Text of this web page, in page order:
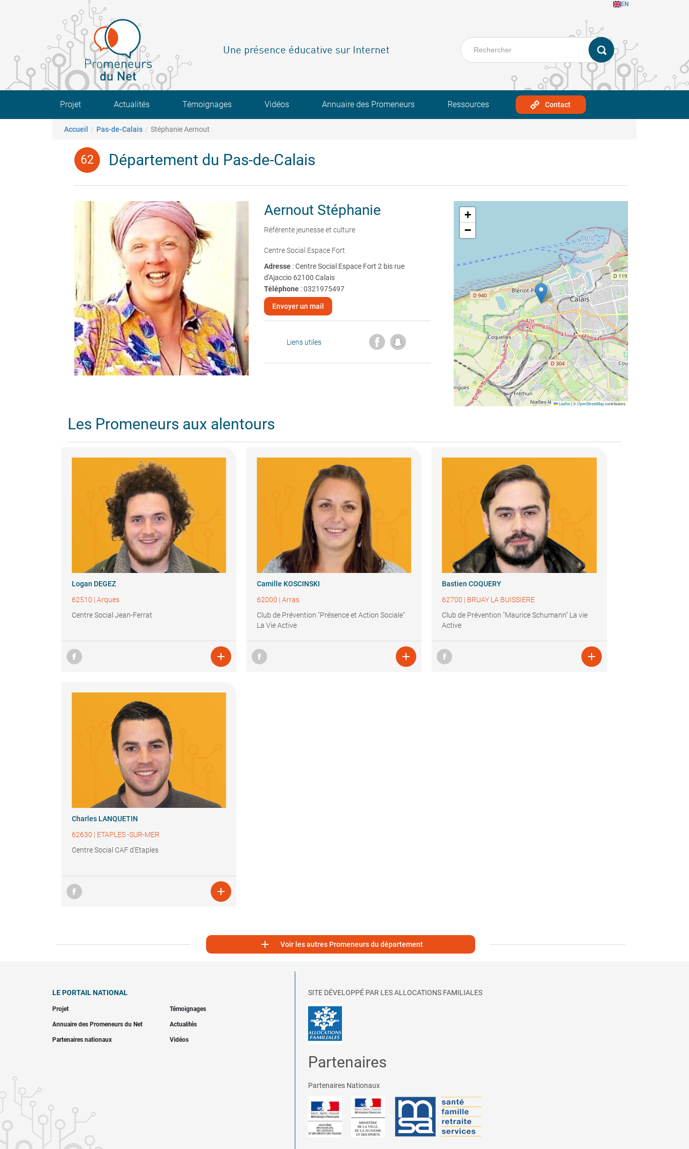
EN
Une présence éducative sur Internet
Main navigation
Projet Actualités Témoignages Vidéos Annuaire des Promeneurs Ressources Contact
Fil d'Ariane
Accueil Pas-de-Calais Stéphanie Aernout
Département du Pas-de-Calais
Aernout Stéphanie
Référente jeunesse et culture
Centre Social Espace Fort
Adresse : Centre Social Espace Fort 2 bis rue
d'Ajaccio 62100 Calais
Téléphone:0321975497
Envoyer un mail
Liens utiles
+
−
Leaflet |©OpenStreetMapcontributors
Les Promeneurs aux alentours
Logan DEGEZ
62510 | Arques
Centre Social Jean-Ferrat

Camille KOSCINSKI
62000 | Arras
Club de Prévention "Présence et Action Sociale"
La Vie Active

Bastien COQUERY
62700 | BRUAY LA BUISSIERE
Club de Prévention "Maurice Schumann" La vie
Active

Charles LANQUETIN
62630 | ETAPLES -SUR-MER
Centre Social CAF d'Etaples

 Voir les autres Promeneurs du département
LE PORTAIL NATIONAL
Projet Témoignages
Annuaire des Promeneurs du Net Actualités
Partenaires nationaux Vidéos
SITE DÉVELOPPÉ PAR LES ALLOCATIONS FAMILIALES
Partenaires
Partenaires Nationaux